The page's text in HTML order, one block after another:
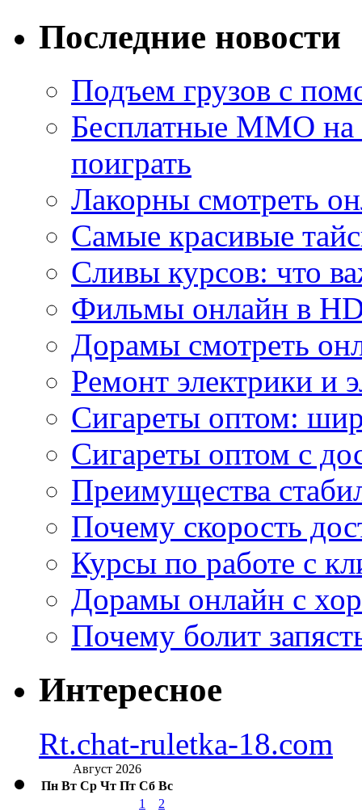
Последние новости
Подъем грузов с
Бесплатные MMO
поиграть
Лакорны смотреть
Самые красивые
Сливы курсов: что
Фильмы онлайн в
Дорамы смотреть
Ремонт электрики и
Сигареты оптом:
Сигареты оптом с
Преимущества
Почему скорость
Курсы по работе с
Дорамы онлайн с
Почему болит
Интересное
Rt.chat-ruletka-18.com
Август 2026
Пн Вт Ср Чт Пт Сб Вс
1
2